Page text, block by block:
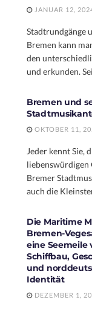
JANUAR 12,
Stadtrundgänge
Bremen kann
den
und erkunden.
Bremen und
OKTOBER 11,
Jeder kennt Sie,
liebenswürdigen
Bremer
auch die
Die Maritime
Bremen-
eine Seemeile
Schiffbau,
und
Identität
DEZEMBER 1,